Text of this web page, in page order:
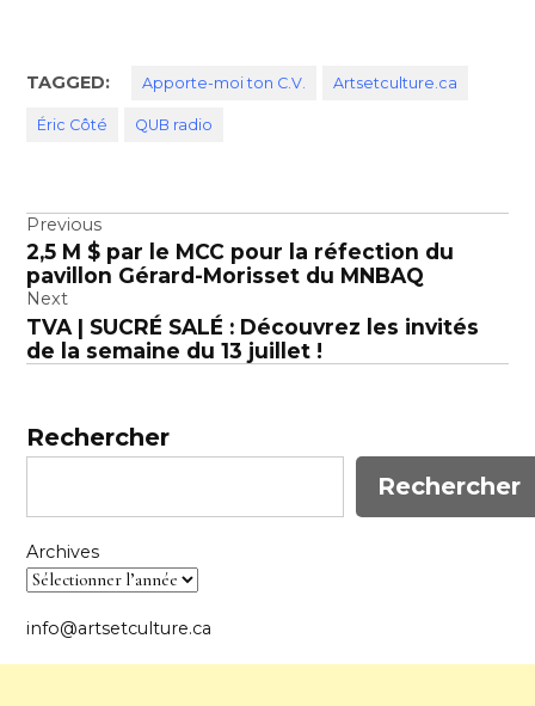
TAGGED: Apporte-moi ton C.V. Artsetculture.ca
Éric Côté QUB radio
Navigation
de
l’article
Previous
2,5 M $ par le MCC pour la réfection du
pavillon Gérard-Morisset du MNBAQ
Next
TVA | SUCRÉ SALÉ : Découvrez les invités
de la semaine du 13 juillet !
Rechercher
Rechercher
Archives
info@artsetculture.ca